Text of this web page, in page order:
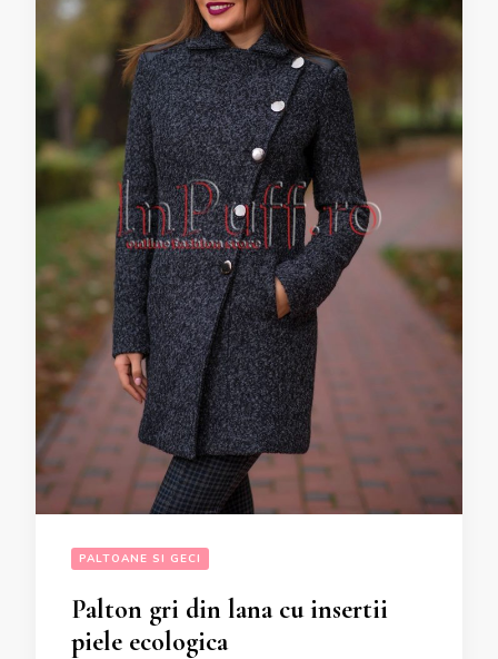
PALTOANE SI GECI
Palton gri din lana cu insertii
piele ecologica